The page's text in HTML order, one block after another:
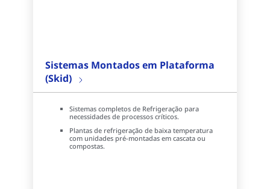
Sistemas Montados em Plataforma
(Skid)
Sistemas completos de Refrigeração para
necessidades de processos críticos.
Plantas de refrigeração de baixa temperatura
com unidades pré-montadas em cascata ou
compostas.